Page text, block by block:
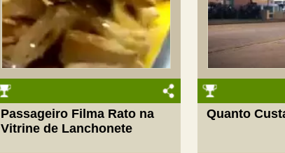
Passageiro Filma Rato na
Vitrine de Lanchonete
Quanto